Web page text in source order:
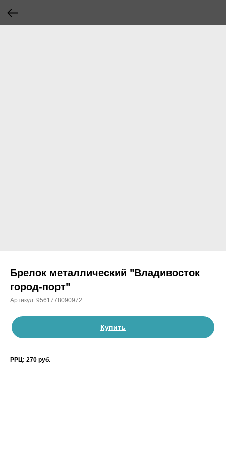
Брелок металлический "Владивосток
город-порт"
Артикул: 9561778090972
Купить
РРЦ: 270 руб.